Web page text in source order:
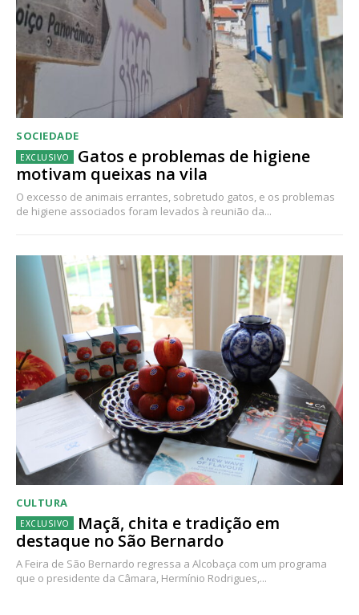
SOCIEDADE
Gatos e problemas de higiene
motivam queixas na vila
O excesso de animais errantes, sobretudo gatos, e os problemas
de higiene associados foram levados à reunião da...
CULTURA
Maçã, chita e tradição em
destaque no São Bernardo
A Feira de São Bernardo regressa a Alcobaça com um programa
que o presidente da Câmara, Hermínio Rodrigues,...